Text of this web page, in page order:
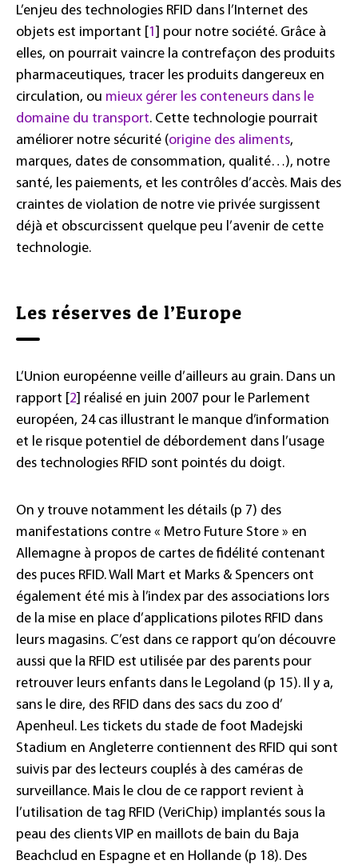
L’enjeu des technologies RFID dans l’Internet des
objets est important [1] pour notre société. Grâce à
elles, on pourrait vaincre la contrefaçon des produits
pharmaceutiques, tracer les produits dangereux en
circulation, ou mieux gérer les conteneurs dans le
domaine du transport. Cette technologie pourrait
améliorer notre sécurité (origine des aliments,
marques, dates de consommation, qualité…), notre
santé, les paiements, et les contrôles d’accès. Mais des
craintes de violation de notre vie privée surgissent
déjà et obscurcissent quelque peu l’avenir de cette
technologie.
Les réserves de l’Europe
L’Union européenne veille d’ailleurs au grain. Dans un
rapport [2] réalisé en juin 2007 pour le Parlement
européen, 24 cas illustrant le manque d’information
et le risque potentiel de débordement dans l’usage
des technologies RFID sont pointés du doigt.
On y trouve notamment les détails (p 7) des
manifestations contre « Metro Future Store » en
Allemagne à propos de cartes de fidélité contenant
des puces RFID. Wall Mart et Marks & Spencers ont
également été mis à l’index par des associations lors
de la mise en place d’applications pilotes RFID dans
leurs magasins. C’est dans ce rapport qu’on découvre
aussi que la RFID est utilisée par des parents pour
retrouver leurs enfants dans le Legoland (p 15). Il y a,
sans le dire, des RFID dans des sacs du zoo d’
Apenheul. Les tickets du stade de foot Madejski
Stadium en Angleterre contiennent des RFID qui sont
suivis par des lecteurs couplés à des caméras de
surveillance. Mais le clou de ce rapport revient à
l’utilisation de tag RFID (VeriChip) implantés sous la
peau des clients VIP en maillots de bain du Baja
Beachclud en Espagne et en Hollande (p 18). Des